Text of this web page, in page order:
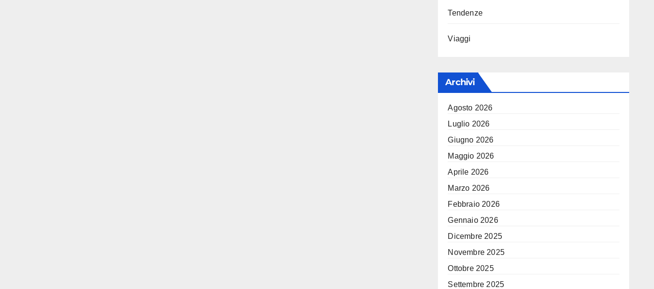
Tendenze
Viaggi
Archivi
Agosto 2026
Luglio 2026
Giugno 2026
Maggio 2026
Aprile 2026
Marzo 2026
Febbraio 2026
Gennaio 2026
Dicembre 2025
Novembre 2025
Ottobre 2025
Settembre 2025